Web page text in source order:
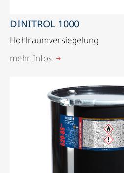
DINITROL 1000
Hohlraumversiegelung
mehr Infos